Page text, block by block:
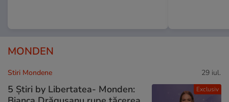
MONDEN
Exclusiv
Stiri Mondene 29 iul.
5 Știri by Libertatea- Monden: